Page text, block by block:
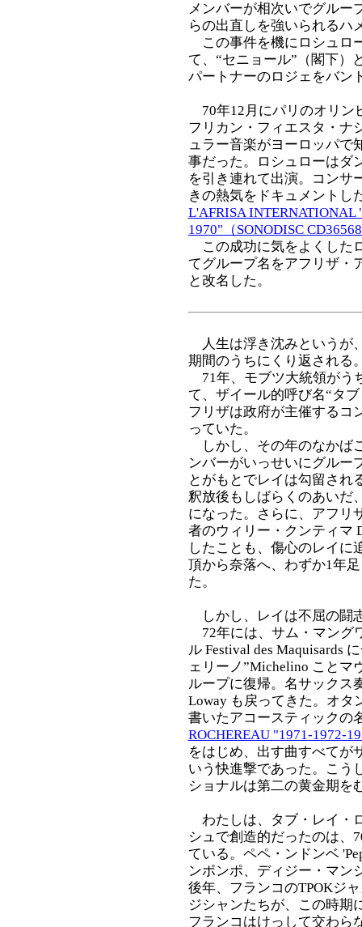
メンバーが相次いでグルー
らの出直しを強いられるハ
この事件を機にロシュロ
て、“セニョール”（閣下）
パートナーのロジェをバン
70年12月にパリのオリン
フリカン・フィエスタ・ナ
ュラー音楽がヨーロッパで
事だった。ロシュローはダ
を引き連れて出演。コンサ
きの熱気をドキュメントし
L'AFRISA INTERNATIONAL
1970"（SONODISC
この成功に気をよくした
てグループ名をアフリザ・
と改名した。
人生は浮き沈みというが
期間のうちにくり返される
71年、モブツ大統領がう
て、ザイール的呼び名“タ
フリザは政府が主催するコ
っていた。
しかし、その年のなかば
ンバーがいっせいにグルー
とがもとでレイは勾留され
釈放後もしばらくのあいだ
になった。さらに、アフリ
者のウィリー・クンティマ
したことも、傷心のレイに
頂から奈落へ、わずか1年
た。
しかし、レイは不屈の闘
72年には、サム・マング
ル Festival des Maquisards
ェリーノ”Michelino ことマ
ループに復帰。名サックス
Loway も戻ってきた。オタ
書いたアコースティックの
ROCHEREAU "1971-1972-
をはじめ、出す曲すべてが
いう快進撃であった。こう
ショナルは第二の黄金期を
わたしは、タブ・レイ・
シュで創造的だったのは、
ている。ペペ・ンドンベ
ンポンポ、ディジー・マン
後年、フランコのTPOKジ
ジシャンたちが、この時期
フランコはけっして交わら